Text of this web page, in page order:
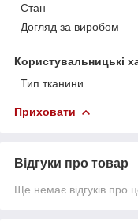
Стан
Догляд за виробом
Користувальницькі
Тип тканини
Приховати
Відгуки про товар
Ще немає відгуків про